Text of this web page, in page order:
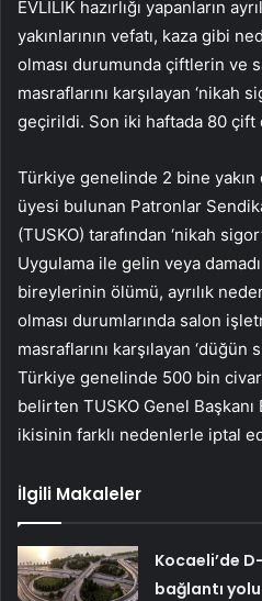
EVLİLİK hazırlığı yapanların
yakınlarının vefatı, kaza gibi
olması durumunda çiftlerin ve
masraflarını karşılayan ‘nikah
geçirildi. Son iki haftada 80 çift
Türkiye genelinde 2 bine
üyesi bulunan Patronlar
(TUSKO) tarafından ‘nikah
Uygulama ile gelin veya
bireylerinin ölümü, ayrılık
olması durumlarında salon
masraflarını karşılayan ‘düğün
Türkiye genelinde 500 bin
belirten TUSKO Genel Başkanı
ikisinin farklı nedenlerle iptal
İlgili Makaleler
Kocaeli’de
bağlantı